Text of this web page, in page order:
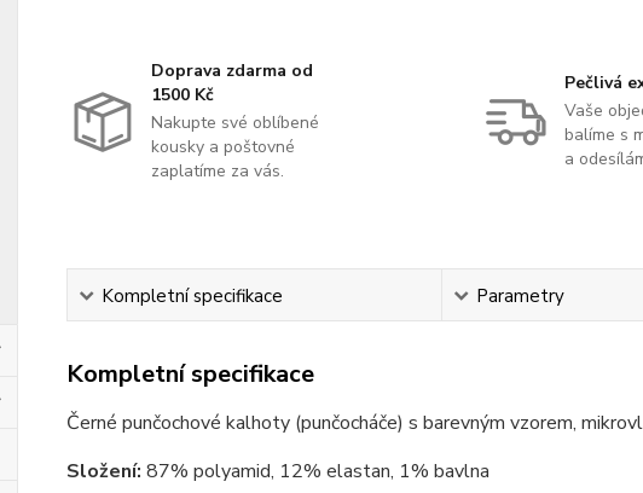
Doprava zdarma od
1500 Kč
Nakupte své oblíbené
kousky a poštovné
zaplatíme za vás.
Pečlivá
Vaše
balíme s
a
Kompletní specifikace Parametry
Kompletní specifikace
Černé punčochové kalhoty (punčocháče) s barevným vzorem,
Složení: 87% polyamid, 12% elastan, 1% bavlna